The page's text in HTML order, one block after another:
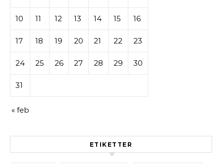
10 11 12 13 14 15 16
17 18 19 20 21 22 23
24 25 26 27 28 29 30
31
« feb
ETIKETTER